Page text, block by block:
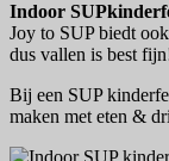
Indoor
Joy to SUP biedt
dus vallen is best
Bij een SUP
maken met eten &